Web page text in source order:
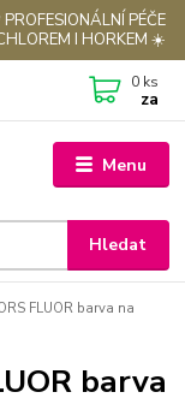
PÉČE
I HORKEM ☀️
Menu
Hledat
0 ks
za
FLUOR barva na
barva